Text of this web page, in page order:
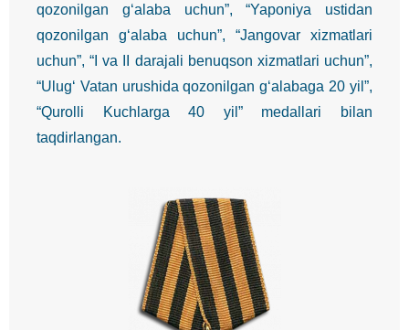
qozonilgan g‘alaba uchun”, “Yaponiya ustidan
qozonilgan g‘alaba uchun”, “Jangovar xizmatlari
uchun”, “I va II darajali benuqson xizmatlari uchun”,
“Ulug‘ Vatan urushida qozonilgan g‘alabaga 20 yil”,
“Qurolli Kuchlarga 40 yil” medallari bilan
taqdirlangan.